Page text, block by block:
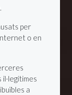
per
o en
a